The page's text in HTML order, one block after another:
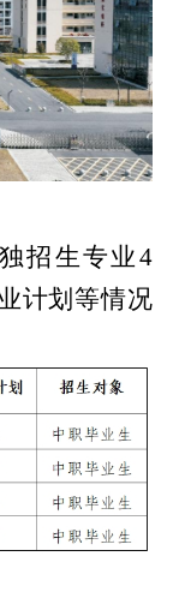
招生专业4
计划等情况